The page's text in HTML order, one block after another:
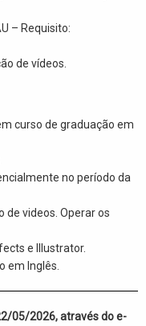
– Requisito:
de vídeos.
curso de graduação em
no período da
de videos. Operar os
e Illustrator.
em Inglês.
05/2026, através do e-